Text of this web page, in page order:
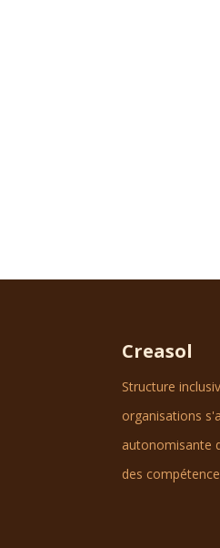
Creasol
Structure
organisations
autonomisante
des